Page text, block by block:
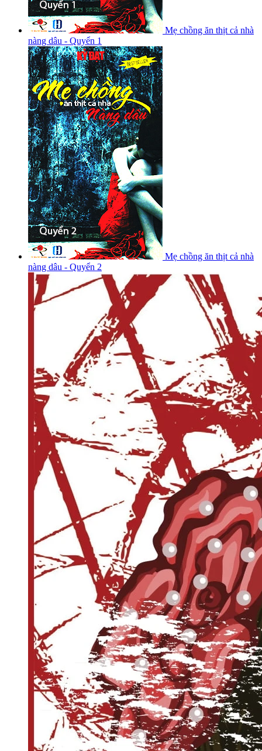
Mẹ chồng ăn thịt cả nhà
nàng dâu - Quyển 1
Mẹ chồng ăn thịt cả nhà
nàng dâu - Quyển 2